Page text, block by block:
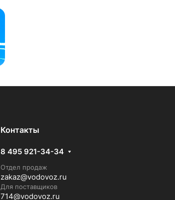
Контакты
8 495 921-34-34
Отдел продаж
zakaz@vodovoz.ru
Для поставщиков
714@vodovoz.ru